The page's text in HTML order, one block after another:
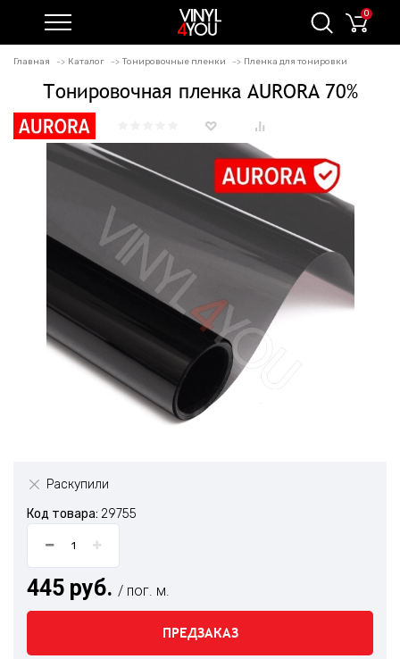
0
Главная Каталог Тонировочные пленки Пленка для тонировки
Тонировочная пленка AURORA 70%
Раскупили
Код товара: 29755
445 руб. / пог. м.
ПРЕДЗАКАЗ